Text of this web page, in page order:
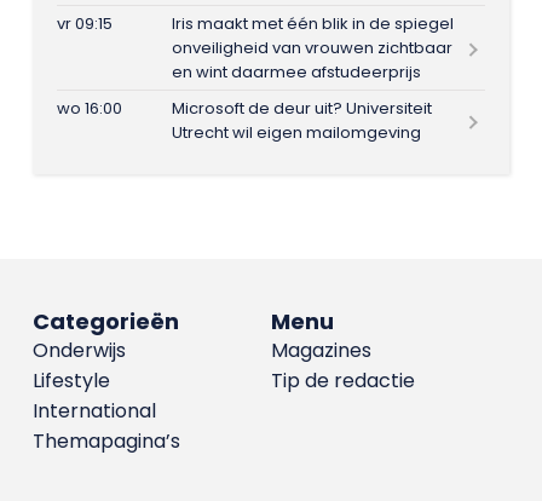
vr 09:15
Iris maakt met één blik in de spiegel
onveiligheid van vrouwen zichtbaar
en wint daarmee afstudeerprijs
wo 16:00
Microsoft de deur uit? Universiteit
Utrecht wil eigen mailomgeving
Menu
Magazines
Tip de redactie
Categorieën
Onderwijs
Lifestyle
International
Themapagina’s